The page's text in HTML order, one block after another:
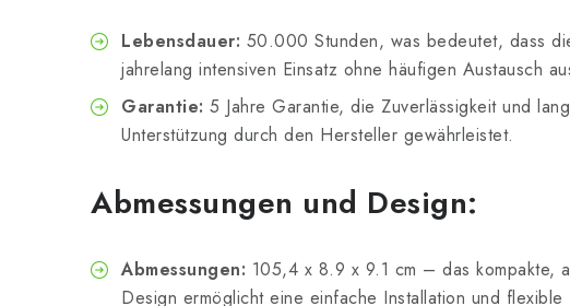
Lebensdauer: 50.000 Stunden, was bedeutet, dass
jahrelang intensiven Einsatz ohne häufigen Austausch
Garantie: 5 Jahre Garantie, die Zuverlässigkeit und
Unterstützung durch den Hersteller gewährleistet.
Abmessungen und Design:
Abmessungen: 105,4 x 8.9 x 9.1 cm – das kompakte,
Design ermöglicht eine einfache Installation und flexible